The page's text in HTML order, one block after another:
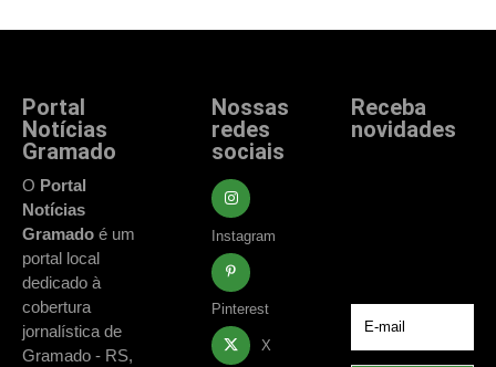
Portal
Notícias
Gramado
O Portal
Notícias
Gramado é um
portal local
dedicado à
cobertura
jornalística de
Gramado - RS,
Nossas
redes
sociais
Instagram
Pinterest
X
Receba
novidades